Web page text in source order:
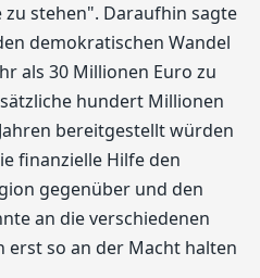
zu stehen". Daraufhin sagte
demokratischen Wandel
als 30 Millionen Euro zu
hundert Millionen
bereitgestellt würden
finanzielle Hilfe den
gegenüber und den
an die verschiedenen
erst so an der Macht halten